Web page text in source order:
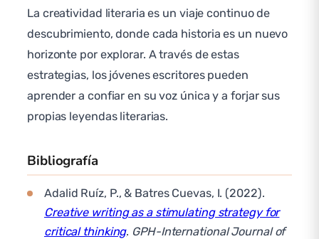
La creatividad literaria es un viaje continuo de
descubrimiento, donde cada historia es un nuevo
horizonte por explorar. A través de estas
estrategias, los jóvenes escritores pueden
aprender a confiar en su voz única y a forjar sus
propias leyendas literarias.
Bibliografía
Adalid Ruíz, P., & Batres Cuevas, I. (2022).
Creative writing as a stimulating strategy for
critical thinking. GPH-International Journal of